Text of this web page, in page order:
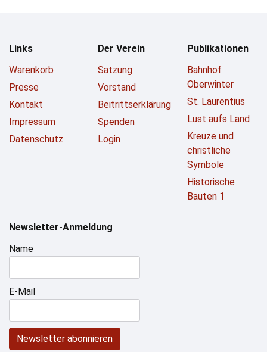
Links
Warenkorb
Presse
Kontakt
Impressum
Datenschutz
Der Verein
Satzung
Vorstand
Beitrittserklärung
Spenden
Login
Publikationen
Bahnhof
Oberwinter
St. Laurentius
Lust aufs Land
Kreuze und
christliche
Symbole
Historische
Bauten 1
Newsletter-Anmeldung
Name
E-Mail
Newsletter abonnieren